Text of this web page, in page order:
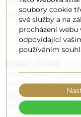
4 660,00 Kč
Stojací zrcadlo
který dokáže
hodí do ložnice,
pokoje, kanceláře
umožňuje
soubory cookie
své služby a na
procházení
odpovídající
používáním